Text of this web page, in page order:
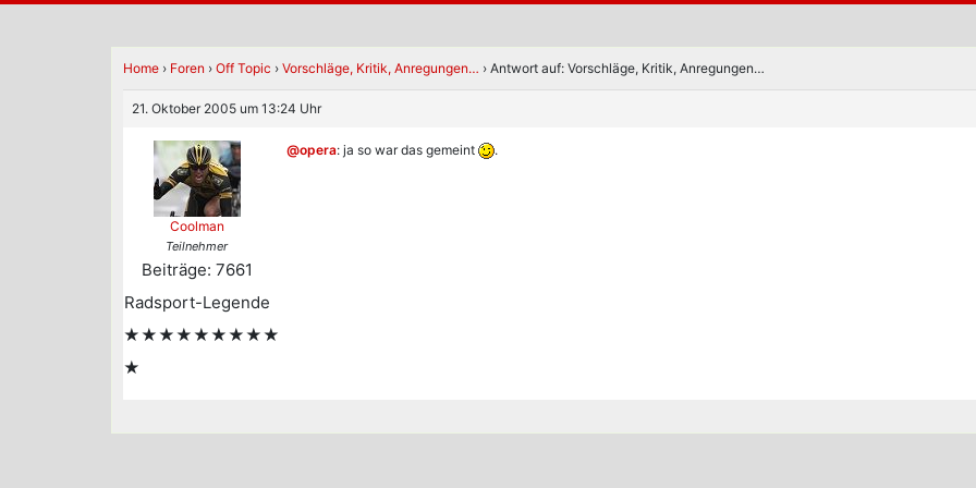
Home › Foren › Off Topic › Vorschläge, Kritik, Anregungen… › Antwort auf: Vorschläge, Kritik, Anregungen…
21. Oktober 2005 um 13:24 Uhr
Coolman
Teilnehmer
Beiträge: 7661
Radsport-Legende
★★★★★★★★★
★
@opera: ja so war das gemeint .